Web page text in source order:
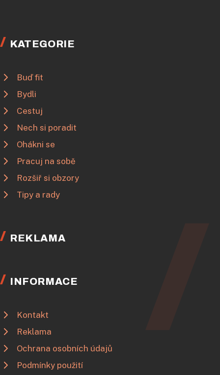
KATEGORIE
Buď fit
Bydli
Cestuj
Nech si poradit
Ohákni se
Pracuj na sobě
Rozšiř si obzory
Tipy a rady
REKLAMA
INFORMACE
Kontakt
Reklama
Ochrana osobních údajů
Podmínky použití